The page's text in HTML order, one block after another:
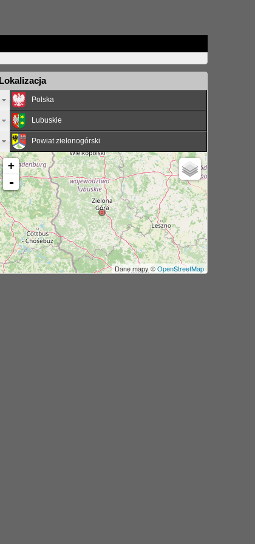
Lokalizacja
Polska
Lubuskie
Powiat zielonogórski
+
-
Dane mapy ©OpenStreetMap